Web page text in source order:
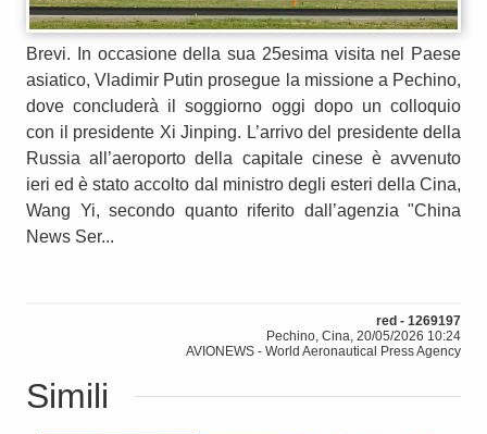
Brevi. In occasione della sua 25esima visita nel Paese
asiatico, Vladimir Putin prosegue la missione a Pechino,
dove concluderà il soggiorno oggi dopo un colloquio
con il presidente Xi Jinping. L’arrivo del presidente della
Russia all’aeroporto della capitale cinese è avvenuto
ieri ed è stato accolto dal ministro degli esteri della Cina,
Wang Yi, secondo quanto riferito dall’agenzia "China
News Ser...
red - 1269197
Pechino, Cina, 20/05/2026 10:24
AVIONEWS - World Aeronautical Press Agency
Simili